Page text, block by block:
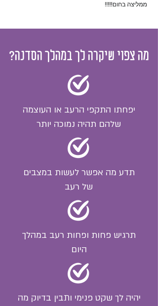
מה צפוי שיקרה לך במהלך הסדנה?
יפחתו התקפי הרעב או העוצמה
שלהם תהיה נמוכה יותר
תדע מה אפשר לעשות במצבים
של רעב
תרגיש פחות ופחות רעב במהלך
היום
יהיה לך שקט פנימי ותבין בדיוק מה